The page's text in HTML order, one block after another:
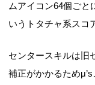
ムアイコン64個ごと
いうトタチャ系スコ
センタースキルは旧
補正がかかるため